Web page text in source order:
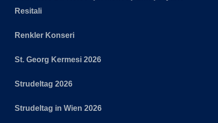
Resitali
Renkler Konseri
St. Georg Kermesi 2026
Strudeltag 2026
Strudeltag in Wien 2026